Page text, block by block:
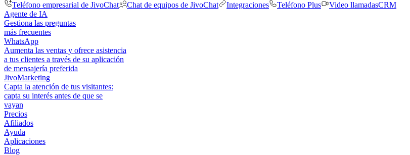
Teléfono empresarial de JivoChat
Chat de equipos de JivoChat Integraciones Teléfono Plus Video llamadasCRM
Agente de IA
Gestiona las preguntas
más frecuentes
WhatsApp
Aumenta las ventas y ofrece asistencia
a tus clientes a través de su aplicación
de mensajería preferida
JivoMarketing
Capta la atención de tus visitantes:
capta su interés antes de que se
vayan
Precios
Afiliados
Ayuda
Aplicaciones
Blog